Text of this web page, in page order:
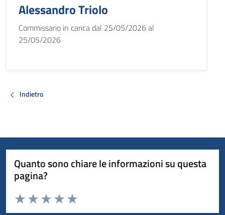
Alessandro Triolo
Commissario in carica dal 25/05/2026 al
25/05/2026
Indietro
Quanto sono chiare le informazioni su questa
pagina?
Valuta da 1 a 5 stelle la pagina
Valuta 5 stelle su 5
Valuta 4 stelle su 5
Valuta 3 stelle su 5
Valuta 2 stelle su 5
Valuta 1 stelle su 5